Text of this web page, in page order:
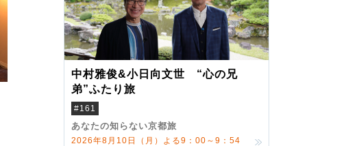
中村雅俊&小日向文世 “心の兄
弟”ふたり旅
#161
あなたの知らない京都旅
2026年8月10日（月）よる9：00～9：54